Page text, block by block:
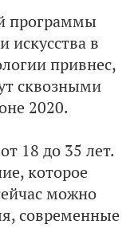
программы
искусства в
привнес,
сквозными
2020.
18 до 35 лет.
которое
можно
современные